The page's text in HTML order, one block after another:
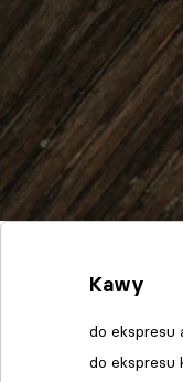
Kawy
do ekspresu
do ekspresu